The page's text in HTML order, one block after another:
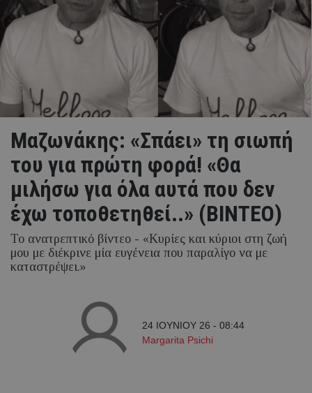
Μαζωνάκης: «Σπάει» τη σιωπή
του για πρώτη φορά! «Θα
μιλήσω για όλα αυτά που δεν
έχω τοποθετηθεί..» (ΒΙΝΤΕΟ)
Το ανατρεπτικό βίντεο - «Κυρίες και κύριοι στη ζωή
μου με διέκρινε μία ευγένεια που παραλίγο να με
καταστρέψει.»
24 ΙΟΥΝΙΟΥ 26 - 08:44
Margarita Psichi